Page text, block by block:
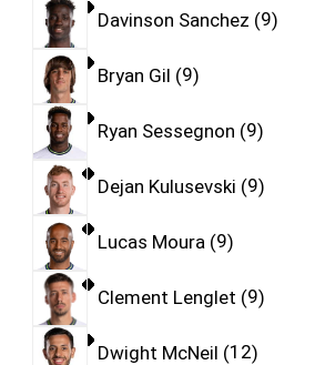
Davinson Sanchez 9
Bryan Gil 9
Ryan Sessegnon 9
Dejan Kulusevski 9
Lucas Moura 9
Clement Lenglet 9
Dwight McNeil 12